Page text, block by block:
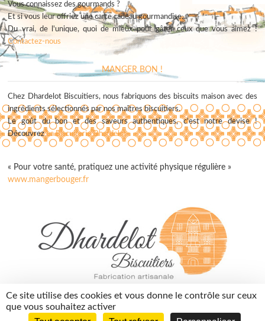
Vous connaissez des gourmands ?
Et si vous leur offriez une carte cadeau gourmandise...
Du vrai, de l'unique, quoi de mieux pour gâter ceux que vous aimez !
Contactez-nous
MANGER BON !
Chez Dhardelot Biscuitiers, nous fabriquons des biscuits maison avec des
ingrédients sélectionnés par nos maîtres biscuitiers.
Le goût du bon et des saveurs authentiques, c'est notre devise !
DécouvrezLa Biscuiterie Dhardelot
« Pour votre santé, pratiquez une activité physique régulière »
www.mangerbouger.fr
contact@dhardelotbiscuitiers.fr
03 74 05 01 10
Ce site utilise des cookies et vous donne le contrôle sur ceux
que vous souhaitez activer